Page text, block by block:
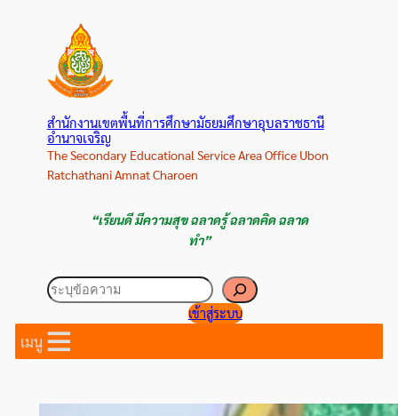
สำนักงานเขตพื้นที่การศึกษามัธยมศึกษาอุบลราชธานี
อำนาจเจริญ
The Secondary Educational Service Area Office Ubon
Ratchathani Amnat Charoen
“เรียนดี มีความสุข ฉลาดรู้ ฉลาดคิด ฉลาด
ทำ”
ค้นหา
เข้าสู่ระบบ
เมนู